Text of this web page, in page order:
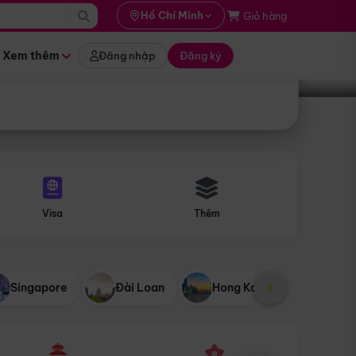
Hồ Chí Minh Giỏ hàng
Xem thêm Đăng nhập Đăng ký
Tìm tour
Visa Thêm
Singapore Đài Loan Hong Kong